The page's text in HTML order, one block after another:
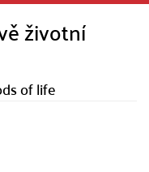
životní
of life